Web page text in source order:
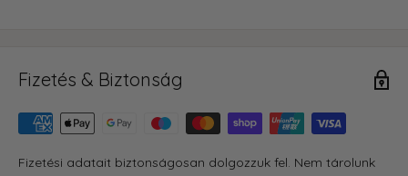
Fizetés & Biztonság
Fizetési adatait biztonságosan dolgozzuk fel. Nem tárolunk